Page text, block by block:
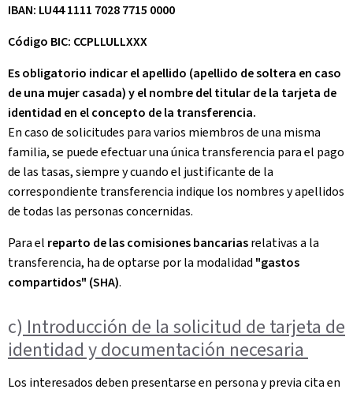
IBAN: LU44 1111 7028 7715 0000
Código BIC: CCPLLULLXXX
Es obligatorio indicar el apellido (apellido de soltera en caso
de una mujer casada) y el nombre del titular de la tarjeta de
identidad en el concepto de la transferencia.
En caso de solicitudes para varios miembros de una misma
familia, se puede efectuar una única transferencia para el pago
de las tasas, siempre y cuando el justificante de la
correspondiente transferencia indique los nombres y apellidos
de todas las personas concernidas.
Para el reparto de las comisiones bancariasrelativas a la
transferencia, ha de optarse por la modalidad "gastos
compartidos" (SHA).
c) Introducción de la solicitud de tarjeta de
identidad y documentación necesaria
Los interesados deben presentarse en persona y previa cita en